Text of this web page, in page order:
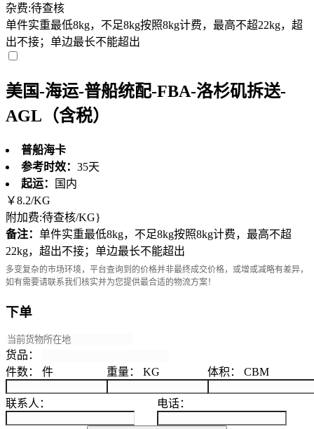
杂费:待查核
单件实重最低8kg，不足8kg按照8kg计费，最高不超22kg，超
出不接；单边最长不能超出
美国-海运-普船统配-FBA-洛杉矶拆送-
AGL（含税）
普船海卡
参考时效： 35天
起运：
国内
￥8.2/KG
附加费:待查核/KG}
备注： 单件实重最低8kg，不足8kg按照8kg计费，最高不超
22kg，超出不接；单边最长不能超出
多变复杂的市场环境，平台查询到的价格并非最终成交价格，或增或减略有差异，
如有需要请联系我们核实并为您提供最合适的物流方案！
下单
货品：
件数：
件 重量： KG 体积： CBM
联系人： 电话：